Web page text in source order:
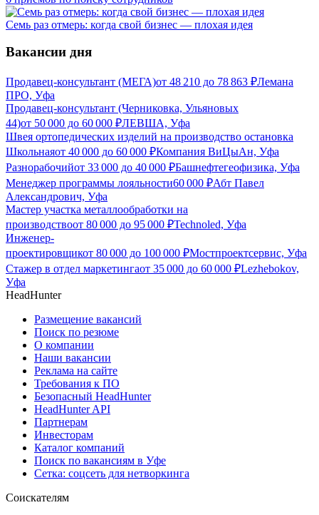
Семь раз отмерь: когда свой бизнес — плохая идея
Вакансии дня
Продавец-консультант (МЕГА)от 48 210 до 78 863 ₽Лемана
ПРО, Уфа
Продавец-консультант (Черниковка, Ульяновых
44)от 50 000 до 60 000 ₽ЛЕВША, Уфа
Швея ортопедических изделий на производство остановка
Школьнаяот 40 000 до 60 000 ₽Компания ВиЦыАн, Уфа
Разнорабочийот 33 000 до 40 000 ₽Башнефтегеофизика, Уфа
Менеджер программы лояльности60 000 ₽Абт Павел
Александрович, Уфа
Мастер участка металлообработки на
производствоот 80 000 до 95 000 ₽Technoled, Уфа
Инженер-
проектировщикот 80 000 до 100 000 ₽Мостпроектсервис, Уфа
Стажер в отдел маркетингаот 35 000 до 60 000 ₽Lezhebokov,
Уфа
HeadHunter
Размещение вакансий
Поиск по резюме
О компании
Наши вакансии
Реклама на сайте
Требования к ПО
Безопасный HeadHunter
HeadHunter API
Партнерам
Инвесторам
Каталог компаний
Поиск по вакансиям в Уфе
Сетка: соцсеть для нетворкинга
Соискателям